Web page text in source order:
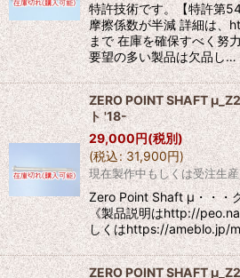
特許技術です。【特許第
摩擦係数が半減 詳細は
まで 在庫を確保すべく努
要望の多い製品は欠品し…
ZERO POINT SHAFT
ト '18-
29,000円(税別)
(税込: 31,900円)
現在製作中もしくは受注生産
Zero Point Shaft μ・・・
《製品説明はhttp://
しくはhttps://ameblo.jp/
ZERO POINT SHAFT